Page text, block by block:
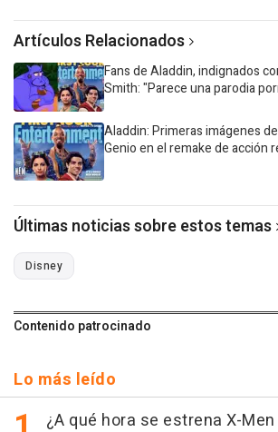
Artículos Relacionados
Fans de Aladdin, indignados
Smith: "Parece una parodia
Aladdin: Primeras imágenes
Genio en el remake de acción
Últimas noticias sobre estos temas
Disney
Contenido patrocinado
Lo más leído
¿A qué hora se estrena X-